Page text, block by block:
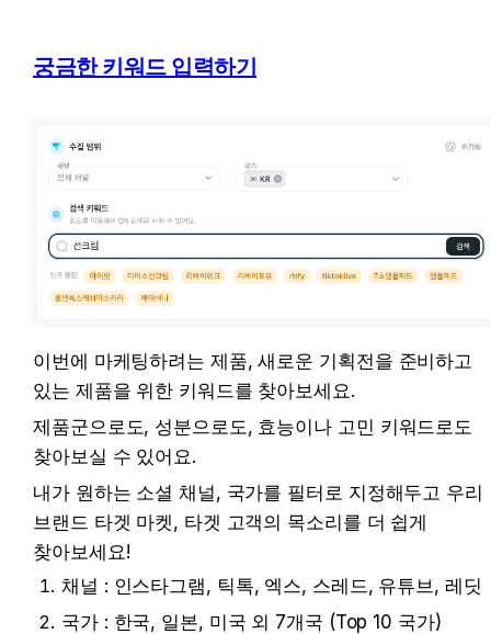
궁금한 키워드 입력하기
이번에 마케팅하려는 제품, 새로운 기획전을 준비하고
있는 제품을 위한 키워드를 찾아보세요.
제품군으로도, 성분으로도, 효능이나 고민 키워드로도
찾아보실 수 있어요.
내가 원하는 소셜 채널, 국가를 필터로 지정해두고 우리
브랜드 타겟 마켓, 타겟 고객의 목소리를 더 쉽게
찾아보세요!
채널 : 인스타그램, 틱톡, 엑스, 스레드, 유튜브, 레딧
국가 : 한국, 일본, 미국 외 7개국 (Top 10 국가)